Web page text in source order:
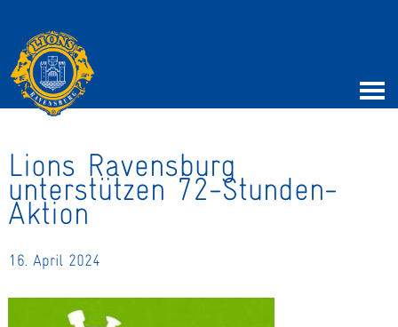
Lions Ravensburg
unterstützen 72-Stunden-
Aktion
16. April 2024